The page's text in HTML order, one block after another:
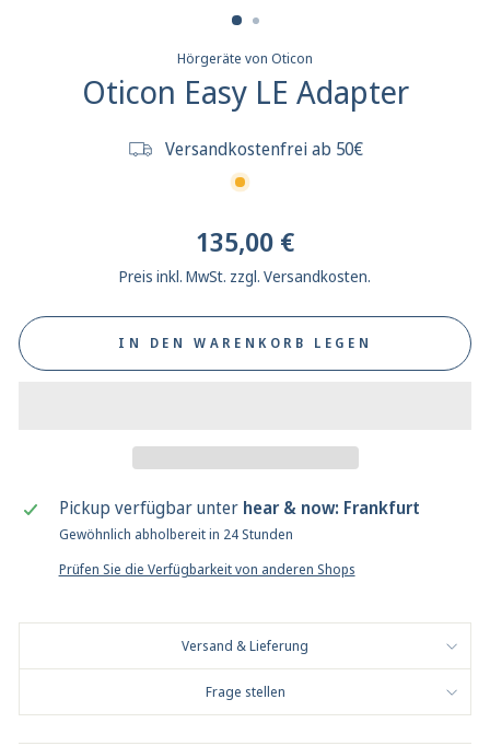
Hörgeräte von Oticon
Oticon Easy LE Adapter
Versandkostenfrei ab 50€
Normaler
Preis
135,00 €
Preis inkl. MwSt. zzgl. Versandkosten.
IN DEN WARENKORB LEGEN
Pickup verfügbar unter hear & now: Frankfurt
Gewöhnlich abholbereit in 24 Stunden
Prüfen Sie die Verfügbarkeit von anderen Shops
Versand & Lieferung
Frage stellen